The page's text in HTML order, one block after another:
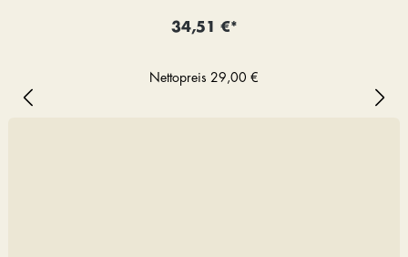
34,51 €*
Nettopreis 29,00 €